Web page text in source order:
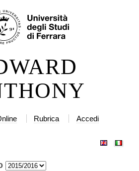
Rubrica Accedi